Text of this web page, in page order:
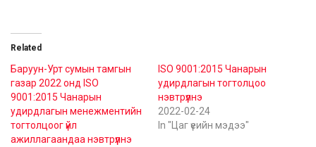
Related
Баруун-Урт сумын тамгын
газар 2022 онд ISO
9001:2015 Чанарын
удирдлагын менежментийн
тогтолцоог үйл
ажиллагаандаа нэвтрүүлнэ
ISO 9001:2015 Чанарын
удирдлагын тогтолцоо
нэвтрүүлнэ
2022-02-24
In "Цаг үеийн мэдээ"